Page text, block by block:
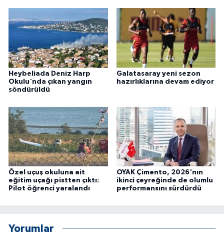
Heybeliada Deniz Harp
Okulu'nda çıkan yangın
söndürüldü
Galatasaray yeni sezon
hazırlıklarına devam ediyor
Özel uçuş okuluna ait
eğitim uçağı pistten çıktı:
Pilot öğrenci yaralandı
OYAK Çimento, 2026'nın
ikinci çeyreğinde de olumlu
performansını sürdürdü
Yorumlar